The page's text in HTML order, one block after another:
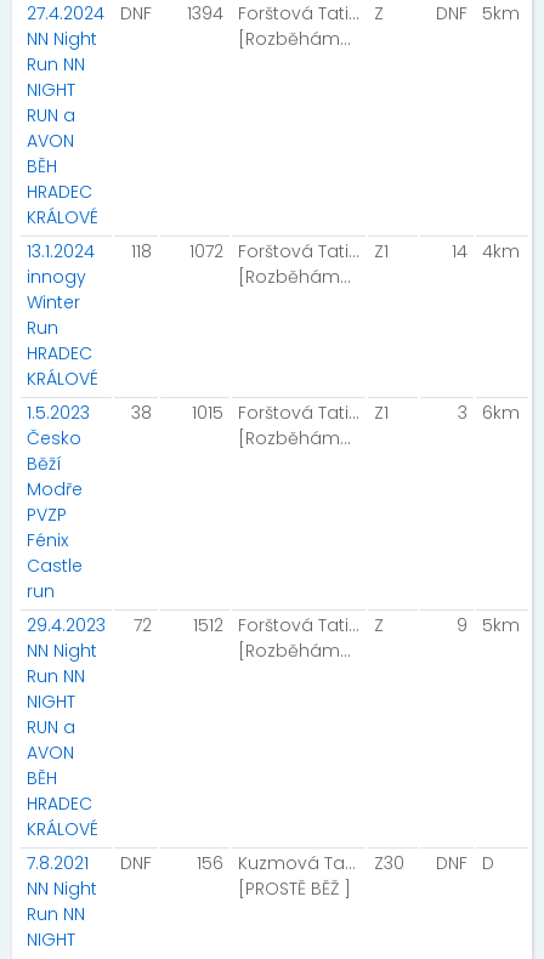
27.4.2024
NN Night
Run NN
NIGHT
RUN a
AVON
BĚH
HRADEC
KRÁLOVÉ
DNF 1394
Forštová Tatiana
[Rozběháme Pardubice]
Z DNF 5km
13.1.2024
innogy
Winter
Run
HRADEC
KRÁLOVÉ
118 1072
Forštová Tatiana
[Rozběháme Pardubice]
Z1 14 4km
1.5.2023
Česko
Běží
Modře
PVZP
Fénix
Castle
run
38 1015
Forštová Tatiana
[Rozběháme Pardubice]
Z1 3 6km
29.4.2023
NN Night
Run NN
NIGHT
RUN a
AVON
BĚH
HRADEC
KRÁLOVÉ
72 1512
Forštová Tatiana
[Rozběháme Pardubice]
Z 9 5km
7.8.2021
NN Night
Run NN
NIGHT
DNF 156
Kuzmová Tatiana
[PROSTĚ BĚŽ ]
Z30 DNF D